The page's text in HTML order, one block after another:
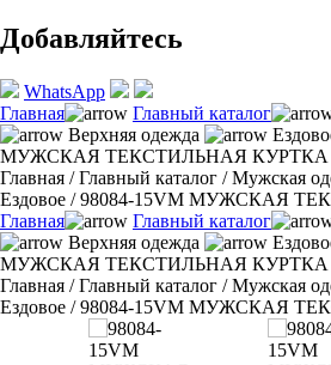
Добавляйтесь
WhatsApp
Главная
Главный каталог
Верхняя одежда
МУЖСКАЯ ТЕКСТИЛЬНАЯ КУРТКА
Главная /Главный каталог /Мужская
Ездовое /98084-15VM МУЖСКАЯ
Главная
Главный каталог
Верхняя одежда
МУЖСКАЯ ТЕКСТИЛЬНАЯ КУРТКА
Главная /Главный каталог /Мужская
Ездовое /98084-15VM МУЖСКАЯ